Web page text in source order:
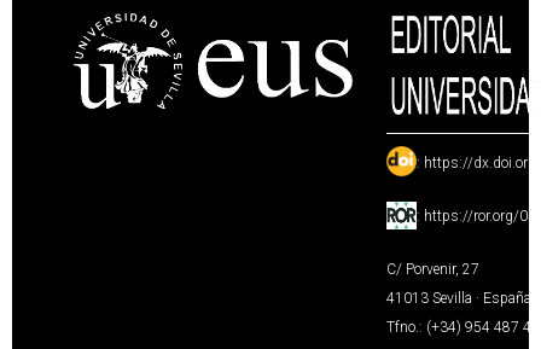
: https://
: https://ror.org/
C/ Porvenir, 27
41013 Sevilla · España
Tfno.: (+34) 954 487